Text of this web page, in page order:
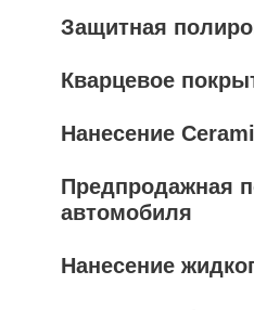
Защитная
Кварцевое
Нанесение
Предпродажная
автомобиля
Нанесение